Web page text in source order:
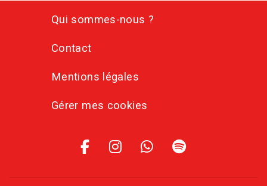
Qui sommes-nous ?
Contact
Mentions légales
Gérer mes cookies